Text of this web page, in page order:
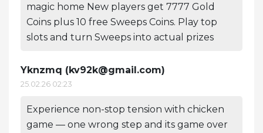
magic home New players get 7777 Gold
Coins plus 10 free Sweeps Coins. Play top
slots and turn Sweeps into actual prizes
Yknzmq (kv92k@gmail.com)
25.02.26 02:23
Experience non-stop tension with chicken
game — one wrong step and its game over